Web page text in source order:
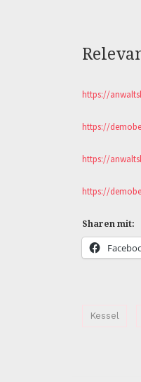
https://
https://
https://
https://
Sharen mit:
Kessel